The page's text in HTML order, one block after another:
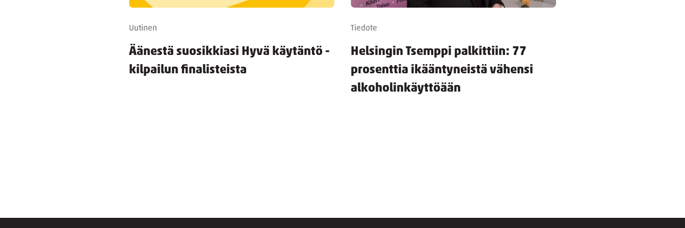
Uutinen
Äänestä suosikkiasi Hyvä käytäntö -
kilpailun finalisteista
Tiedote
Helsingin Tsemppi palkittiin: 77
prosenttia ikääntyneistä vähensi
alkoholinkäyttöään